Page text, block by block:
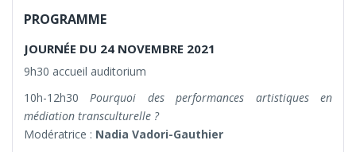
PROGRAMME
JOURNÉE DU 24 NOVEMBRE 2021
9h30 accueil auditorium
10h-12h30Pourquoi des performances artistiques en
médiation transculturelle ?
Modératrice : Nadia Vadori-Gauthier